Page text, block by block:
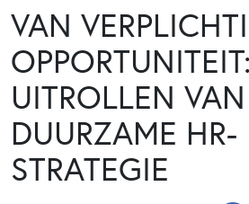
VAN
UITROLLEN
DUURZAME HR-
STRATEGIE